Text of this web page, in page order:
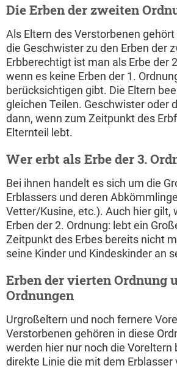
Die Erben der zweiten
Als Eltern des Verstorbenen
die Geschwister zu den Erben der
Erbberechtigt ist man als Erbe der
wenn es keine Erben der 1.
berücksichtigen gibt. Die Eltern
gleichen Teilen. Geschwister oder
dann, wenn zum Zeitpunkt des
Elternteil lebt.
Wer erbt als Erbe der 3.
Bei ihnen handelt es sich um die
Erblassers und deren
Vetter/Kusine, etc.). Auch hier gilt,
Erben der 2. Ordnung: lebt ein
Zeitpunkt des Erbes bereits nicht
seine Kinder und Kindeskinder an
Erben der vierten Ordnung
Ordnungen
Urgroßeltern und noch fernere
Verstorbenen gehören in diese
werden hier nur noch die Voreltern
direkte Linie die mit dem Erblasser